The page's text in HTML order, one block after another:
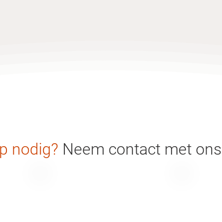
nodig? Neem contact met